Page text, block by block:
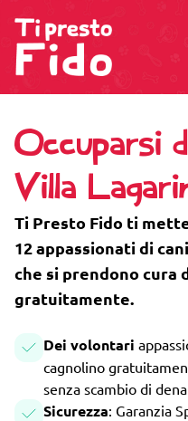
Occuparsi
Villa
Ti Presto Fido ti
12 appassionati di
che si prendono cura
gratuitamente.
Dei volontari
cagnolino
senza scambio di
Sicurezza: Garanzia